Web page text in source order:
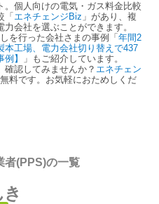
。個人向けの電気・ガス料金比較
「 エネチェンジBiz 」があり、複
会社を選ぶことができます。
を行った会社さまの事例「 年間2
工場、電力会社切り替えで437
】
」もご紹介しています。
確認してみませんか？ エネチェン
料です。お気軽におためしくだ
者(PPS)の一覧